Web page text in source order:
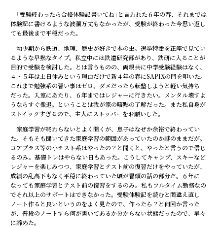
「受験終わったら合格体験記書いてね」と言われた６年の春、それまでは
体験記に書けるような波瀾万丈もなかったが、受験が終わった今思い返し
ても最後まで平穏だった。
幼少期から鉄道、地理、歴史が好きで本の虫。選挙特番を正座で見てい
るような早熟なタイプ。私立中には鉄道研究部があり、鉄研に入ることが
目的で受験を検討した。とは言うものの、両親共に中学受験経験はなく、
４・５年は土日休みという理由だけで新４年の春にSAPIXの門を叩いた。
これまで勉強系の習い事はゼロ、ダメだったら転塾しようと軽い気持ち
だった。入室にあたり、６年まではレジャーに行きたい。メンタル壊すよ
うならすぐ撤退。ということは我が家の暗黙の了解だった。また私自身が
ストイックすぎるので、主人にストッパーをお願いした。
家庭学習が終わらないとよく聞くが、息子はなぜか余裕で終わってい
た。そもそも聞いてきた家庭学習の範囲があっていたのか謎のままだが。
コアプラス等の小テスト系はやったの？と聞くと、やったと言うので信じ
るのみ。基礎トレはやらない日もあった。こうしてキャンプ、スキーなど
レジャーを楽しみつつ、家庭学習とテスト前の復習だけをやっていたが、
成績の乱高下もなく平穏に終わっていた頃が冒頭の話の部分だ。６年に
なっても家庭学習とテスト前の復習をするのみ。私もフルタイム勤務なの
でそれ以上のサポートはできなかった。受験体験記を読むと間違え直し
ノート作ると良いというのをよく見たので、作ったら？と何回か言った
が、普段のノートすら何が書いてあるか分からない状態だったので、早々
に諦めた。